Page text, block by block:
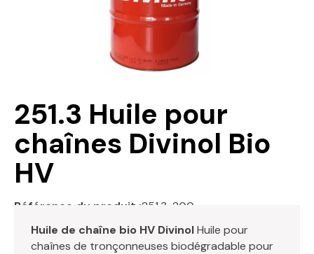
251.3 Huile pour
chaînes Divinol Bio
HV
Référence du produit :251.3-200
Huile de chaîne bio HV DivinolHuile pour
chaînes de tronçonneuses biodégradable pour